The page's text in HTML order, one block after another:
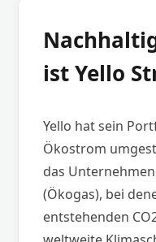
ist Yello
Yello hat sein
Ökostrom
das
(Ökogas), bei
entstehenden